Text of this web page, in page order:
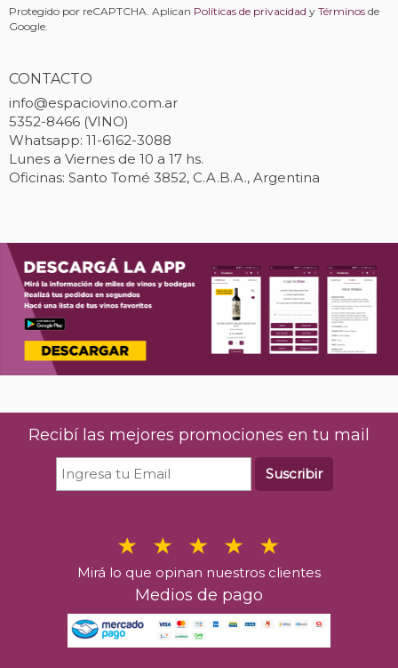
Protegido por reCAPTCHA. Aplican Políticas de privacidad y Términos de
Google.
CONTACTO
info@espaciovino.com.ar
5352-8466 (VINO)
Whatsapp: 11-6162-3088
Lunes a Viernes de 10 a 17 hs.
Oficinas: Santo Tomé 3852, C.A.B.A., Argentina
Recibí las mejores promociones en tu mail
Suscribir
Mirá lo que opinan nuestros clientes
Medios de pago